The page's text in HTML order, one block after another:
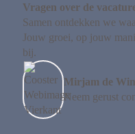
Vragen over de
Samen ontdekken we
Jouw groei, op jouw
bij.
Mirjam de
Neem gerust